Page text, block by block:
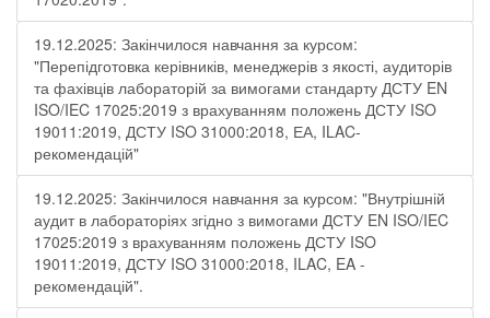
19.12.2025: Закінчилося навчання за курсом:
"Перепідготовка керівників, менеджерів з якості, аудиторів
та фахівців лабораторій за вимогами стандарту ДСТУ EN
ISO/IEC 17025:2019 з врахуванням положень ДСТУ ISO
19011:2019, ДСТУ ISO 31000:2018, ЕА, ILAC-
рекомендацій"
19.12.2025: Закінчилося навчання за курсом: "Внутрішній
аудит в лабораторіях згідно з вимогами ДСТУ EN ISO/IEC
17025:2019 з врахуванням положень ДСТУ ISO
19011:2019, ДСТУ ISO 31000:2018, ILAC, EA -
рекомендацій".